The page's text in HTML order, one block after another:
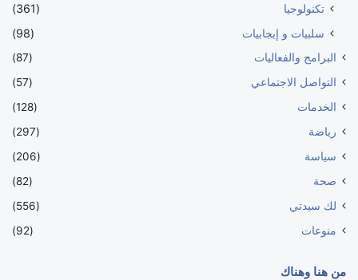
تكنولوجيا
(361)
سلبيات و إيجابيات
(98)
البرامج والفعاليات
(87)
التواصل الاجتماعي
(57)
الخدمات
(128)
رياضة
(297)
سياسة
(206)
صحة
(82)
لك سيدتي
(556)
منوعات
(92)
من هنا وهناك